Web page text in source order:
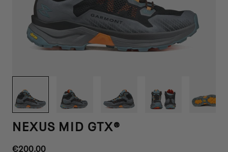
NEXUS MID GTX®
Precio
€200,00